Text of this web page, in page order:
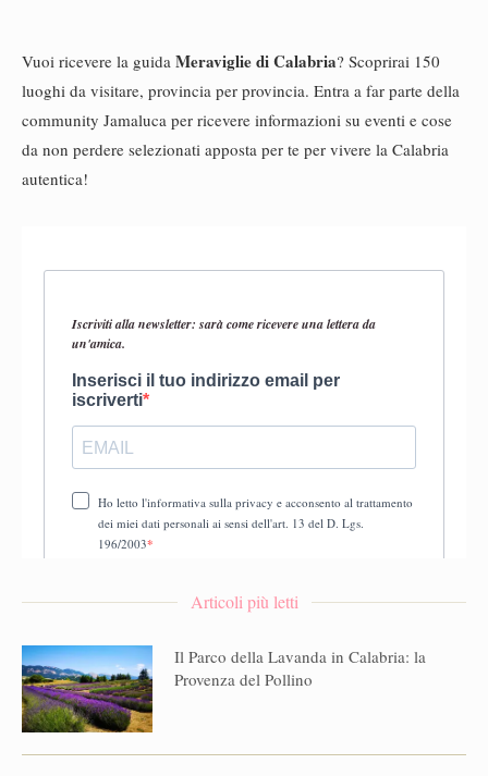
Vuoi ricevere la guida Meraviglie di Calabria? Scoprirai 150
luoghi da visitare, provincia per provincia. Entra a far parte della
community Jamaluca per ricevere informazioni su eventi e cose
da non perdere selezionati apposta per te per vivere la Calabria
autentica!
Articoli più letti
Il Parco della Lavanda in Calabria: la
Provenza del Pollino